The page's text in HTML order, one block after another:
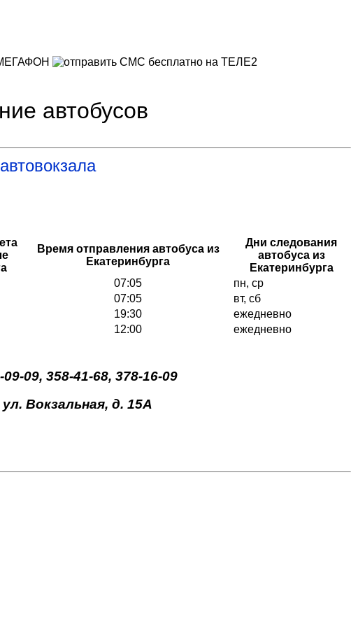
автобусов
Время отправления автобуса из
Екатеринбурга
Дни следования
автобуса из
Екатеринбурга
07:05
пн, ср
07:05
вт, сб
19:30
ежедневно
12:00 ежедневно
09, 358-41-68, 378-16-09
Вокзальная, д. 15А